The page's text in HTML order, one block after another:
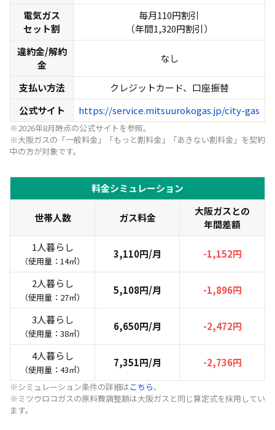
電気ガス
セット割
毎月110円割引
（年間1,320円割引）
違約金/解約
金
なし
支払い方法
クレジットカード、口座振替
公式サイト
https://service.mitsuurokogas.jp/city-gas
※2026年8月時点の公式サイトを参照。
※大阪ガスの「一般料金」「もっと割料金」「あきない割料金」を契約
中の方が対象です。
料金シミュレーション
世帯人数 ガス料金
大阪ガスとの
年間差額
1人暮らし
（使用量：14㎥）
3,110円/月 -1,152円
2人暮らし
（使用量：27㎥）
5,108円/月 -1,896円
3人暮らし
（使用量：38㎥）
6,650円/月 -2,472円
4人暮らし
（使用量：43㎥）
7,351円/月 -2,736円
※シミュレーション条件の詳細はこちら。
※ミツウロコガスの原料費調整額は大阪ガスと同じ算定式を採用してい
ます。